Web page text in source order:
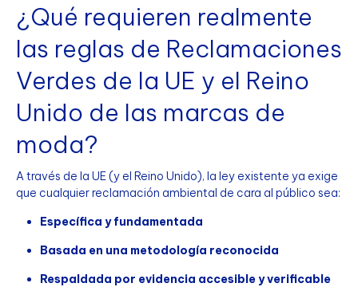
¿Qué requieren realmente
las reglas de Reclamaciones
Verdes de la UE y el Reino
Unido de las marcas de
moda?
A través de la UE (y el Reino Unido), la ley existente ya exige
que cualquier reclamación ambiental de cara al público sea:
Específica y fundamentada
Basada en una metodología reconocida
Respaldada por evidencia accesible y verificable